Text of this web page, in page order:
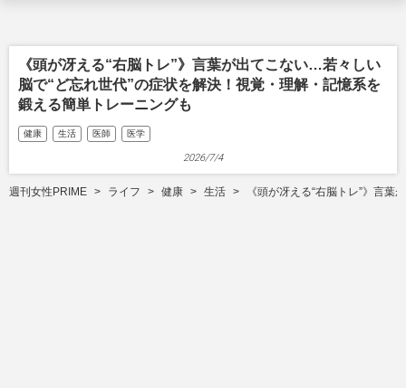
《頭が冴える“右脳トレ”》言葉が出てこない…若々しい
脳で“ど忘れ世代”の症状を解決！視覚・理解・記憶系を
鍛える簡単トレーニングも
健康 生活 医師 医学
2026/7/4
週刊女性PRIME ライフ 健康 生活 《頭が冴える“右脳トレ”》言